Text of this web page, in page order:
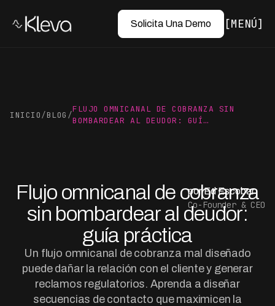
Solicita Una Demo MENÚ
INICIO/BLOG /
FLUJO OMNICANAL DE COBRANZA SIN
BOMBARDEAR AL DEUDOR: GUÍ…
Flujo omnicanal de cobranza
sin bombardear al deudor:
guía práctica
Un flujo omnicanal de cobranza mal diseñado
puede dañar la relación con el cliente y generar
reclamos regulatorios. Aprenda a diseñar
secuencias de contacto que maximicen la
por Ed Escobar
Co-Founder & CEO